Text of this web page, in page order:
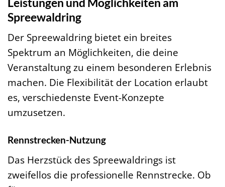
Spreewaldring
Der Spreewaldring bietet ein breites
Spektrum an Möglichkeiten, die deine
Veranstaltung zu einem besonderen Erlebnis
machen. Die Flexibilität der Location erlaubt
es, verschiedenste Event-Konzepte
umzusetzen.
Rennstrecken-Nutzung
Das Herzstück des Spreewaldrings ist
zweifellos die professionelle Rennstrecke. Ob